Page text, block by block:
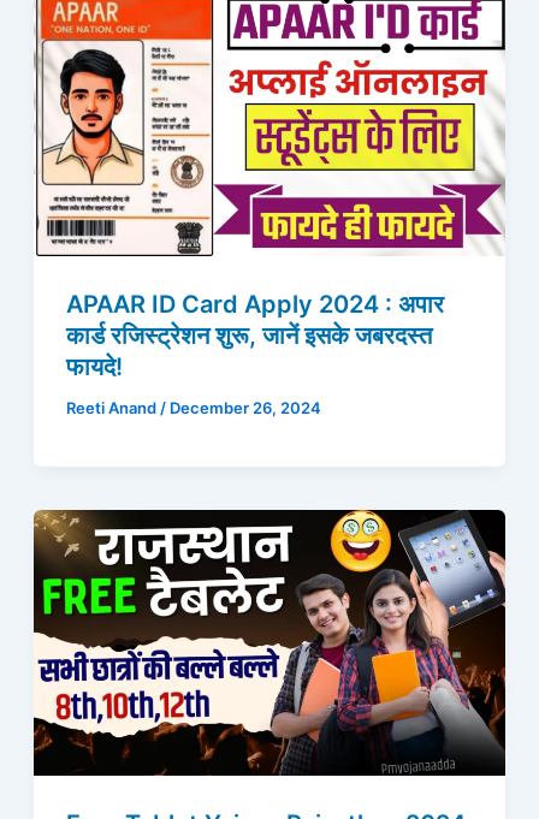
APAAR ID Card Apply 2024 : अपार
कार्ड रजिस्ट्रेशन शुरू, जानें इसके जबरदस्त
फायदे!
Reeti Anand / December 26, 2024